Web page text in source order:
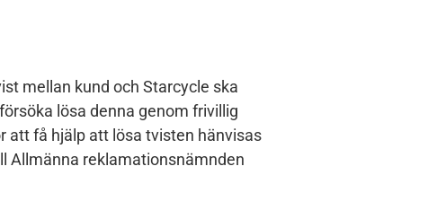
mellan kund och Starcycle ska
lösa denna genom frivillig
att få hjälp att lösa tvisten hänvisas
Allmänna reklamationsnämnden